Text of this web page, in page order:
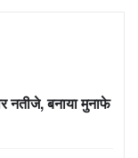
नतीजे, बनाया मुनाफे